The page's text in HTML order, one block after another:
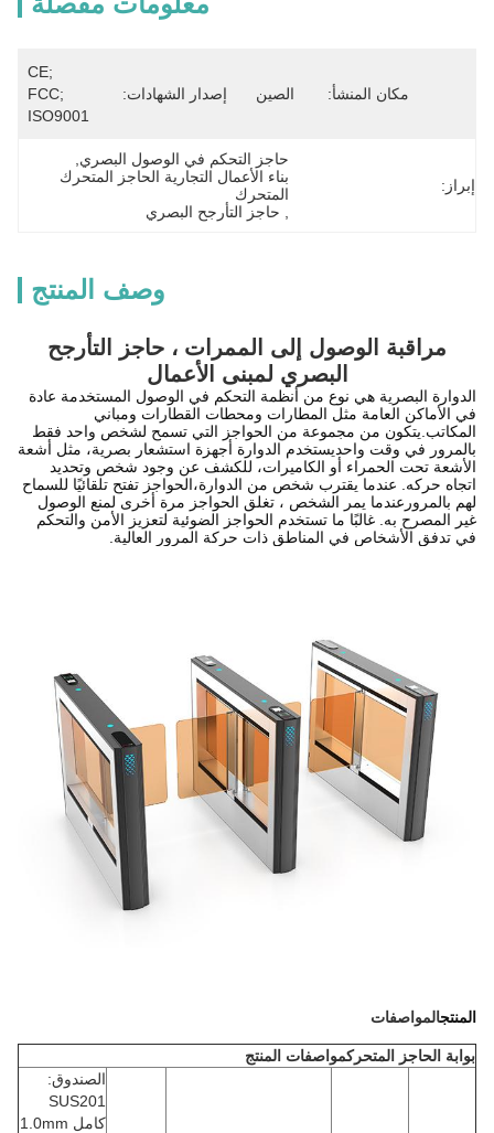
مكان المنشأ: الصين إصدار الشهادات:
CE;
FCC;
ISO9001
إبراز:
حاجز التحكم في الوصول البصري
المتحرك
حاجز التأرجح البصري
وصف المنتج
مراقبة الوصول إلى الممرات ، حاجز التأرجح
البصري لمبنى الأعمال
الدوارة البصرية هي نوع من أنظمة التحكم في الوصول المستخدمة عادة
في الأماكن العامة مثل المطارات ومحطات القطارات ومباني
المكاتب.يتكون من مجموعة من الحواجز التي تسمح لشخص واحد فقط
بالمرور في وقت واحديستخدم الدوارة أجهزة استشعار بصرية، مثل أشعة
الأشعة تحت الحمراء أو الكاميرات، للكشف عن وجود شخص وتحديد
اتجاه حركه. عندما يقترب شخص من الدوارة،الحواجز تفتح تلقائيًا للسماح
لهم بالمرورعندما يمر الشخص ، تغلق الحواجز مرة أخرى لمنع الوصول
غير المصرح به. غالبًا ما تستخدم الحواجز الضوئية لتعزيز الأمن والتحكم
في تدفق الأشخاص في المناطق ذات حركة المرور العالية.
المنتجالمواصفات
بوابة الحاجز المتحركمواصفات المنتج
الصندوق:
SUS201
كامل 1.0mm